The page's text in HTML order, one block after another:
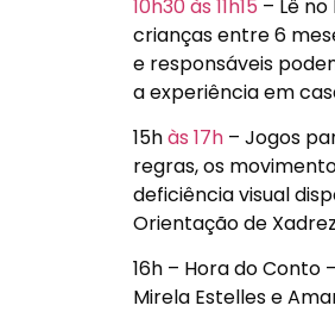
10h30às 11h15 – Lê
crianças entre 6
e responsáveis
a experiência em
15hàs 17h – Jogos
regras, os
deficiência visual
Orientação de
16h – Hora do
Mirela Estelles e